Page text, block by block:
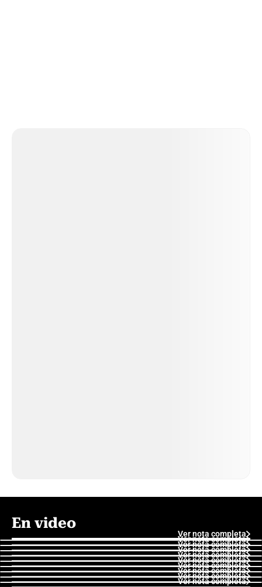
En video
Ver nota completa
Ver nota completa
Ver nota completa
Ver nota completa
Ver nota completa
Ver nota completa
Ver nota completa
Ver nota completa
Ver nota completa
Ver nota completa